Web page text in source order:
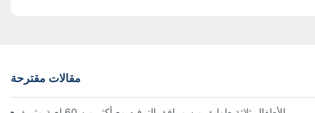
مقالات مقترحة